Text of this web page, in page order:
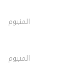
المنيوم
المنيوم